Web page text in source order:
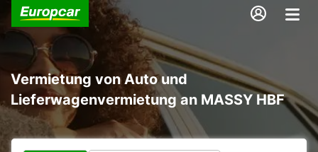
Vermietung von Auto und
Lieferwagenvermietung an MASSY HBF